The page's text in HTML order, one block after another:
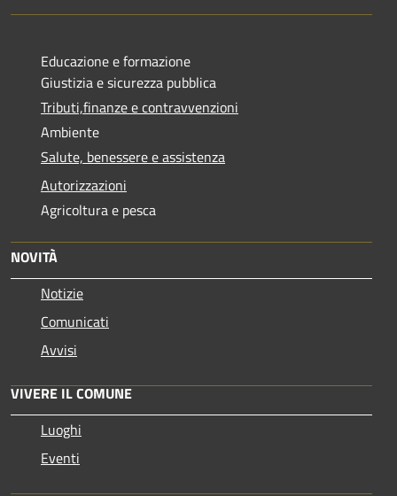
Educazione e formazione
Giustizia e sicurezza pubblica
Tributi,finanze e contravvenzioni
Ambiente
Salute, benessere e assistenza
Autorizzazioni
Agricoltura e pesca
NOVITÀ
Notizie
Comunicati
Avvisi
VIVERE IL COMUNE
Luoghi
Eventi